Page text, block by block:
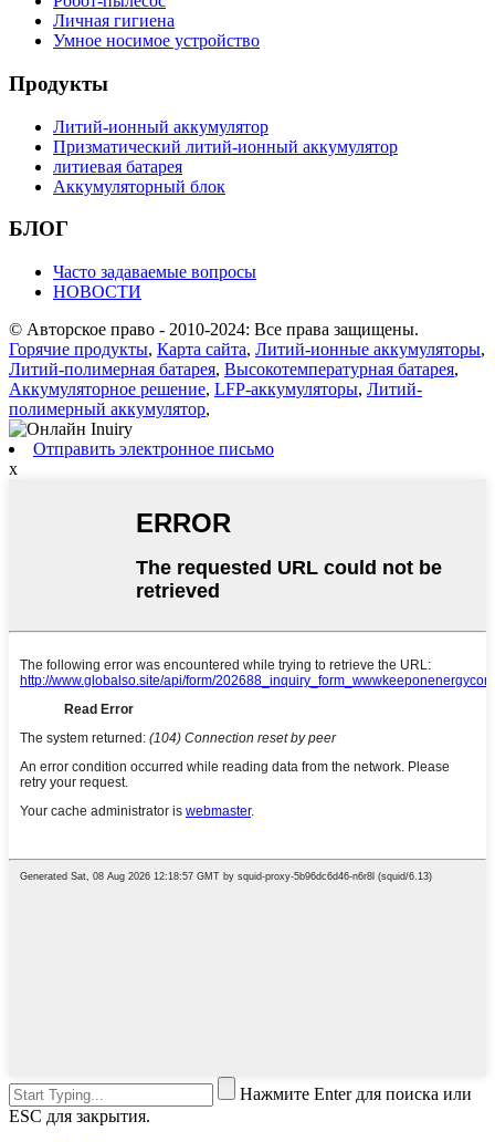
Личная гигиена
Умное носимое устройство
Продукты
Литий-ионный аккумулятор
Призматический литий-ионный аккумулятор
литиевая батарея
Аккумуляторный блок
БЛОГ
Часто задаваемые вопросы
НОВОСТИ
© Авторское право - 2010-2024: Все права защищены.
Горячие продукты, Карта сайта, Литий-ионные аккумуляторы,
Литий-полимерная батарея, Высокотемпературная батарея,
Аккумуляторное решение, LFP-аккумуляторы, Литий-
полимерный аккумулятор,
Отправить электронное письмо
x
Нажмите Enter для поиска или
ESC для закрытия.